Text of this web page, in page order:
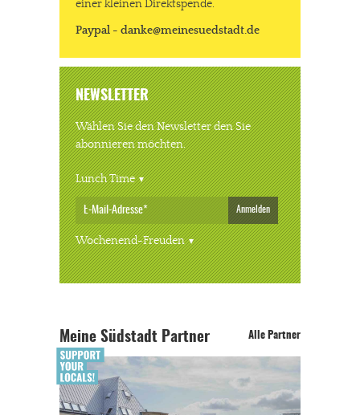
einer kleinen Direktspende.
Paypal - danke@meinesuedstadt.de
NEWSLETTER
Wählen Sie den Newsletter den Sie
abonnieren möchten.
Lunch Time
Anmelden
Wochenend-Freuden
Meine Südstadt Partner Alle Partner